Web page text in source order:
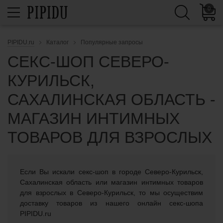
0
PIPIDU.ru Каталог Популярные запросы
СЕКС-ШОП СЕВЕРО-
КУРИЛЬСК,
САХАЛИНСКАЯ ОБЛАСТЬ -
МАГАЗИН ИНТИМНЫХ
ТОВАРОВ ДЛЯ ВЗРОСЛЫХ
Если Вы искали cекс-шоп в городе Северо-Курильск,
Сахалинская область или магазин интимных товаров
для взрослых в Северо-Курильск, то мы осуществим
доставку товаров из нашего онлайн секс-шопа
PIPIDU.ru